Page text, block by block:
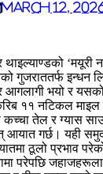
March 12,
‘मयूरी
गुजराततर्फ इन्धन
आगलागी भयो र
११ नटिकल माइल
कच्चा तेल र ग्यास
आयात गर्छ। यही
ठूलो प्रभाव
परेपछि